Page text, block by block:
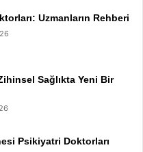
Uzmanların Rehberi
Sağlıkta Yeni Bir
Psikiyatri Doktorları